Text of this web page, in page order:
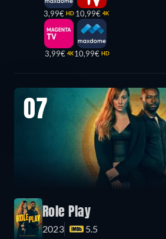
3,99€ HD
3,99€ 4K
10,99€ 4K
10,99€ HD
07
Role Play
2023
5.5